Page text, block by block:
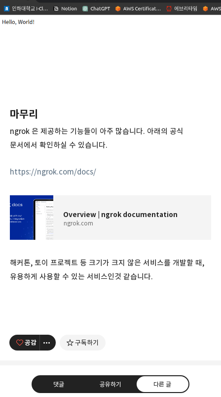
마무리
ngrok 은 제공하는 기능들이 아주 많습니다. 아래의 공식
문서에서 확인하실 수 있습니다.
https://ngrok.com/docs/
Overview | ngrok documentation
ngrok.com
해커톤, 토이 프로젝트 등 크기가 크지 않은 서비스를 개발할 때,
유용하게 사용할 수 있는 서비스인것 같습니다.
공감 구독하기
댓글 공유하기 다른 글